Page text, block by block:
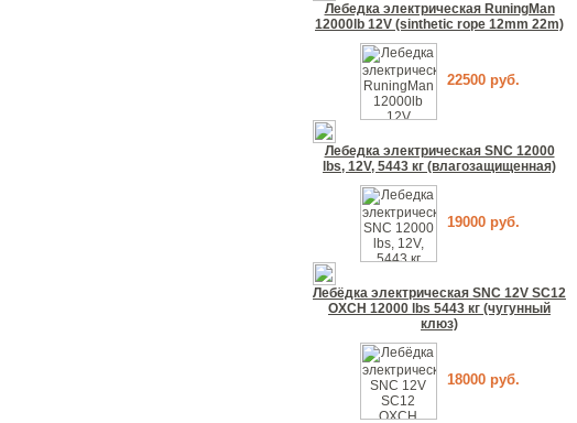
Лебедка электрическая RuningMan
12000lb 12V (sinthetic rope 12mm 22m)
22500 руб.
Лебедка электрическая SNC 12000
lbs, 12V, 5443 кг (влагозащищенная)
19000 руб.
Лебёдка электрическая SNC 12V SC12
OXCH 12000 lbs 5443 кг (чугунный
клюз)
18000 руб.